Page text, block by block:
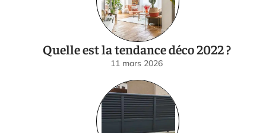
Quelle est la tendance déco 2022 ?
11 mars 2026